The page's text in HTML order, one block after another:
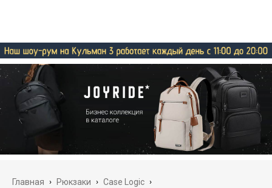
Главная › Рюкзаки › Case Logic ›